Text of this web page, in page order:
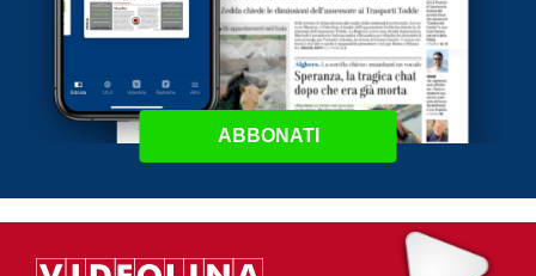
ABBONATI